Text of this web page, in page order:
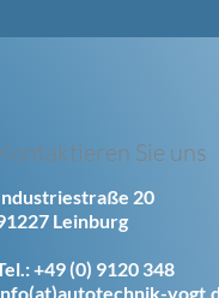
Sie uns
20
Leinburg
+49 (0) 9120 348